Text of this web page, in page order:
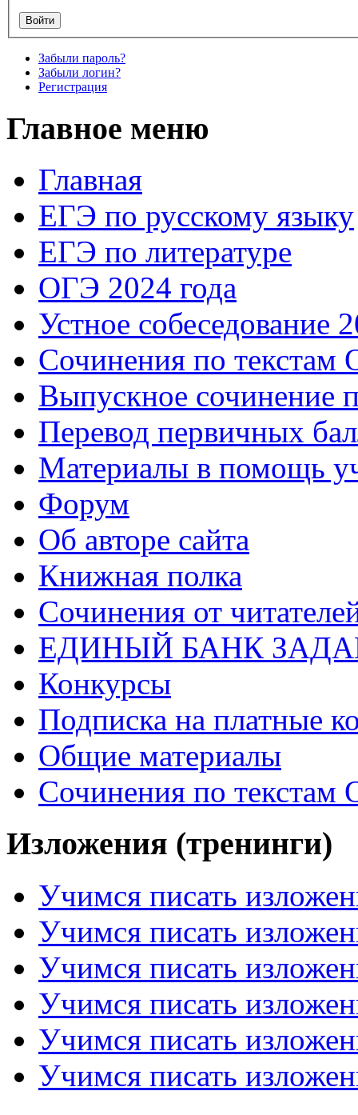
Забыли пароль?
Забыли логин?
Регистрация
Главное меню
Главная
ЕГЭ по русскому языку
ЕГЭ по литературе
ОГЭ 2024 года
Устное собеседование
Сочинения по текстам
Выпускное сочинение
Перевод первичных
Материалы в помощь
Форум
Об авторе сайта
Книжная полка
Cочинения от
ЕДИНЫЙ БАНК
Конкурсы
Подписка на платные
Общие материалы
Сочинения по текстам
Изложения (тренинги)
Учимся писать
Учимся писать
Учимся писать
Учимся писать
Учимся писать
Учимся писать